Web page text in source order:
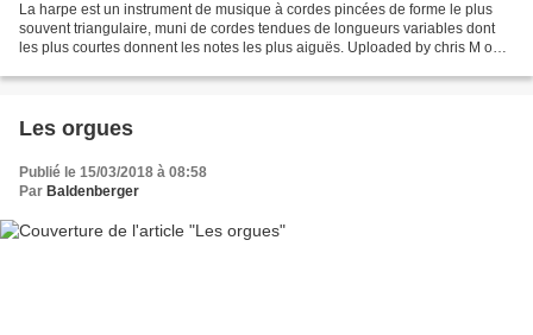
La harpe est un instrument de musique à cordes pincées de forme le plus
souvent triangulaire, muni de cordes tendues de longueurs variables dont
les plus courtes donnent les notes les plus aiguës. Uploaded by chris M on
harpe.html...
Les orgues
Publié le 15/03/2018 à 08:58
Par Baldenberger